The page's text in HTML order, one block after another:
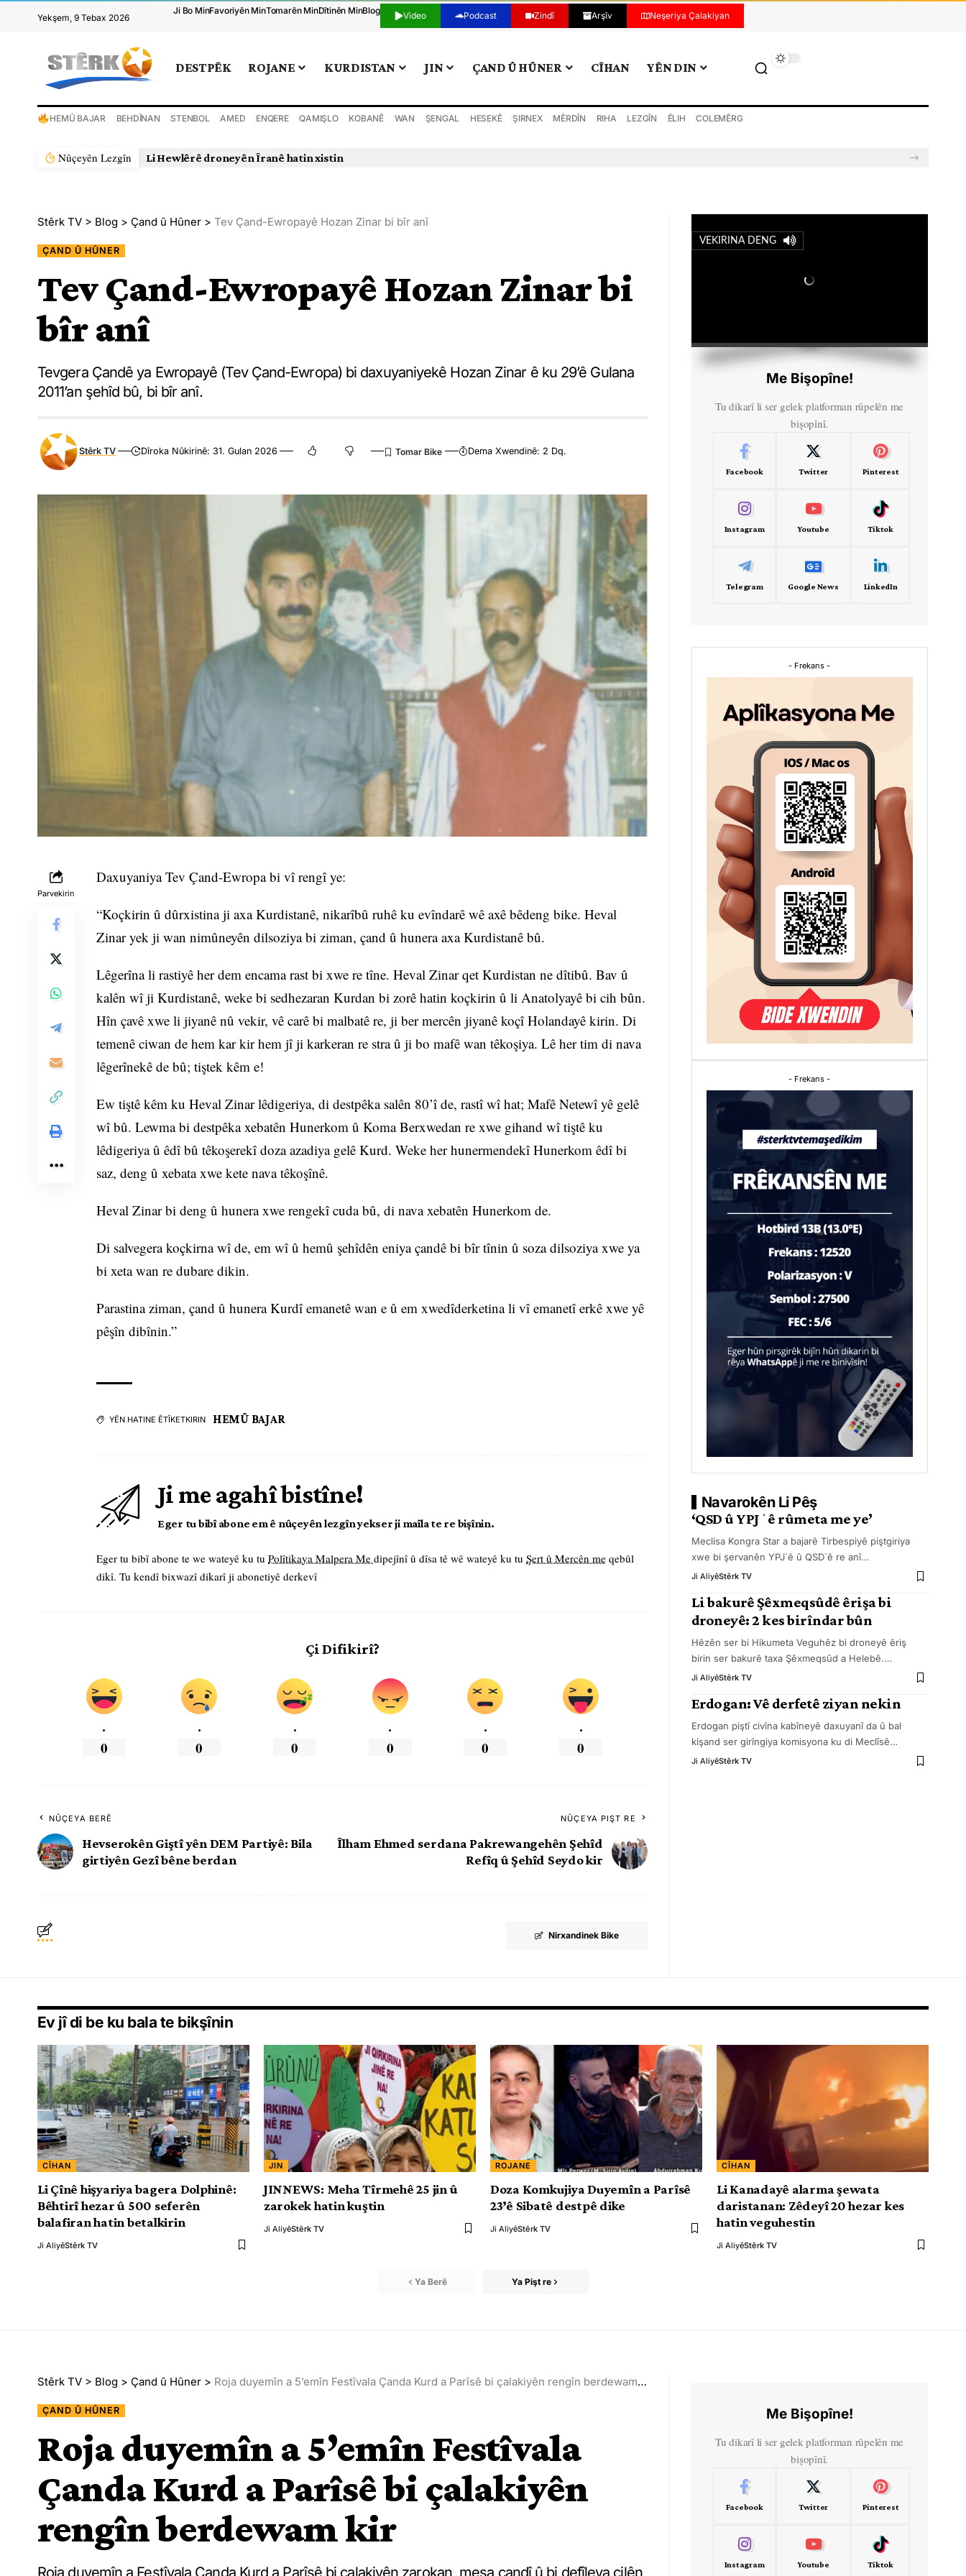
Yekşem, 9 Tebax 2026
Ji Bo MinFavoriyên MinTomarên MinDîtinên MinBlog Video Podcast Zindî Arşîv Neşeriya Çalakiyan
DESTPÊK ROJANE KURDISTAN JIN ÇAND Û HÛNER CÎHAN YÊN DIN
HEMÛ BAJAR BEHDÎNAN STENBOL AMED ENQERE QAMIŞLO KOBANÊ WAN ŞENGAL HESEKÊ ŞIRNEX MÊRDÎN RIHA LEZGÎN ÊLIH COLEMÊRG
Nûçeyên Lezgîn Li Hewlêrê droneyên Îranê hatin xistin
Stêrk TV > Blog > Çand û Hûner > Tev Çand-Ewropayê Hozan Zinar bi bîr anî
ÇAND Û HÛNER
Tev Çand-Ewropayê Hozan Zinar bi
bîr anî
Tevgera Çandê ya Ewropayê (Tev Çand-Ewropa) bi daxuyaniyekê Hozan Zinar ê ku 29’ê Gulana
2011’an şehîd bû, bi bîr anî.
Stêrk TV Dîroka Nûkirinê: 31. Gulan 2026 Dema Xwendinê: 2 Dq.
Parvekirin
Daxuyaniya Tev Çand-Ewropa bi vî rengî ye:
“Koçkirin û dûrxistina ji axa Kurdistanê, nikarîbû ruhê ku evîndarê wê axê bêdeng bike. Heval
Zinar yek ji wan nimûneyên dilsoziya bi ziman, çand û hunera axa Kurdistanê bû.
Lêgerîna li rastiyê her dem encama rast bi xwe re tîne. Heval Zinar qet Kurdistan ne dîtibû. Bav û
kalên wî ji Kurdistanê, weke bi sedhezaran Kurdan bi zorê hatin koçkirin û li Anatolyayê bi cih bûn.
Hîn çavê xwe li jiyanê nû vekir, vê carê bi malbatê re, ji ber mercên jiyanê koçî Holandayê kirin. Di
temenê ciwan de hem kar kir hem jî ji karkeran re stra û ji bo mafê wan têkoşiya. Lê her tim di nava
lêgerînekê de bû; tiştek kêm e!
Ew tiştê kêm ku Heval Zinar lêdigeriya, di destpêka salên 80’î de, rastî wî hat; Mafê Netewî yê gelê
wî bû. Lewma bi destpêka xebatên Hunerkom û Koma Berxwedan re xwe gihand wî tiştê ku
lêdigeriya û êdî bû têkoşerekî doza azadiya gelê Kurd. Weke her hunermendekî Hunerkom êdî bi
saz, deng û xebata xwe kete nava têkoşînê.
Heval Zinar bi deng û hunera xwe rengekî cuda bû, di nava xebatên Hunerkom de.
Di salvegera koçkirna wî de, em wî û hemû şehîdên eniya çandê bi bîr tînin û soza dilsoziya xwe ya
bi xeta wan re dubare dikin.
Parastina ziman, çand û hunera Kurdî emanetê wan e û em xwedîderketina li vî emanetî erkê xwe yê
pêşîn dibînin.”
YÊN HATINE ÊTÎKETKIRIN HEMÛ BAJAR
Ji me agahî bistîne!
Eger tu bibî abone em ê nûçeyên lezgîn yekser ji maîla te re bişînin.
Eger tu bibî abone te we wateyê ku tu Polîtikaya Malpera Me dipejînî û dîsa tê wê wateyê ku tu Şert û Mercên me qebûl
dikî. Tu kendî bixwazî dikarî ji abonetiyê derkevî
Çi Difikirî?
.
0
.
0
.
0
.
0
.
0
.
0
NÛÇEYA BERÊ
Hevserokên Giştî yên DEM Partiyê: Bila
girtiyên Gezî bêne berdan
NÛÇEYA PIŞT RE
Îlham Ehmed serdana Pakrewangehên Şehîd
Refîq û Şehîd Seydo kir
Nirxandinek Bike
VEKIRINA DENG
Me Bişopîne!
Tu dikarî li ser gelek platforman rûpelên me
bişopînî.
Facebook Twitter Pinterest
Instagram Youtube Tiktok
Telegram Google News LinkedIn
- Frekans -
- Frekans -
Navarokên Li Pêş
‘QSD û YPJˈê rûmeta me ye’
Meclisa Kongra Star a bajarê Tirbespiyê piştgiriya
xwe bi şervanên YPJ`ê û QSD`ê re anî…
Ji AliyêStêrk TV
Li bakurê Şêxmeqsûdê êrişa bi
droneyê: 2 kes birîndar bûn
Hêzên ser bi Hikumeta Veguhêz bi droneyê êriş
birin ser bakurê taxa Şêxmeqsûd a Helebê.…
Ji AliyêStêrk TV
Erdogan: Vê derfetê ziyan nekin
Erdogan piştî civîna kabîneyê daxuyanî da û bal
kişand ser girîngiya komisyona ku di Meclîsê…
Ji AliyêStêrk TV
Ev jî di be ku bala te bikşînin
CÎHAN
Li Çînê hişyariya bagera Dolphinê:
Bêhtirî hezar û 500 seferên
balafiran hatin betalkirin
Ji AliyêStêrk TV
JIN
JINNEWS: Meha Tîrmehê 25 jin û
zarokek hatin kuştin
Ji AliyêStêrk TV
ROJANE
Doza Komkujiya Duyemîn a Parîsê
23’ê Sibatê destpê dike
Ji AliyêStêrk TV
CÎHAN
Li Kanadayê alarma şewata
daristanan: Zêdeyî 20 hezar kes
hatin veguhestin
Ji AliyêStêrk TV
Ya Berê Ya Pişt re
Stêrk TV > Blog > Çand û Hûner > Roja duyemîn a 5’emîn Festîvala Çanda Kurd a Parîsê bi çalakiyên rengîn berdewam kir
ÇAND Û HÛNER
Roja duyemîn a 5’emîn Festîvala
Çanda Kurd a Parîsê bi çalakiyên
rengîn berdewam kir
Roja duyemîn a Festîvala Çanda Kurd a Parîsê bi çalakiyên zarokan, meşa çandî û bi defîleya cilên
Me Bişopîne!
Tu dikarî li ser gelek platforman rûpelên me
bişopînî.
Facebook Twitter Pinterest
Instagram Youtube Tiktok